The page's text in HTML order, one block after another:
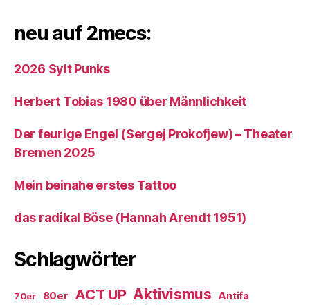
neu auf 2mecs:
2026 Sylt Punks
Herbert Tobias 1980 über Männlichkeit
Der feurige Engel (Sergej Prokofjew) – Theater
Bremen 2025
Mein beinahe erstes Tattoo
das radikal Böse (Hannah Arendt 1951)
Schlagwörter
70er 80er ACT UP Aktivismus Antifa